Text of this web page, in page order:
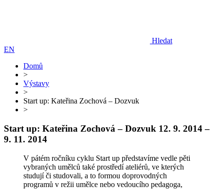
Hledat
EN
Domů
>
Výstavy
>
Start up: Kateřina Zochová – Dozvuk
>
Start up: Kateřina Zochová – Dozvuk 12. 9. 2014 –
9. 11. 2014
V pátém ročníku cyklu Start up představíme vedle pěti
vybraných umělců také prostředí ateliérů, ve kterých
studují či studovali, a to formou doprovodných
programů v režii umělce nebo vedoucího pedagoga,